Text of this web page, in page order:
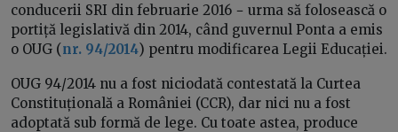
conducerii SRI din februarie 2016 − urma să folosească o
portiță legislativă din 2014, când guvernul Ponta a emis
o OUG (nr. 94/2014) pentru modificarea Legii Educației.
OUG 94/2014 nu a fost niciodată contestată la Curtea
Constituțională a României (CCR), dar nici nu a fost
adoptată sub formă de lege. Cu toate astea, produce